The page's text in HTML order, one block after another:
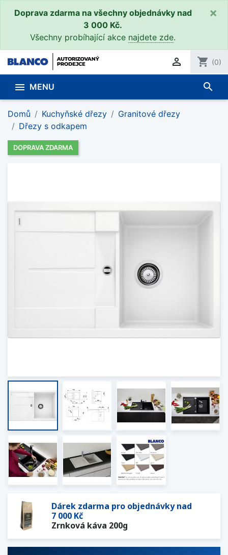
Doprava zdarma na všechny objednávky nad
3 000 Kč.
Všechny probíhající akce najdete zde.
×
 shopping_cart (0)
 MENU search
Domů Kuchyňské dřezy
Granitové dřezy
Dřezy s odkapem
DOPRAVA ZDARMA
Dárek zdarma pro objednávky nad
7 000 Kč
Zrnková káva 200g